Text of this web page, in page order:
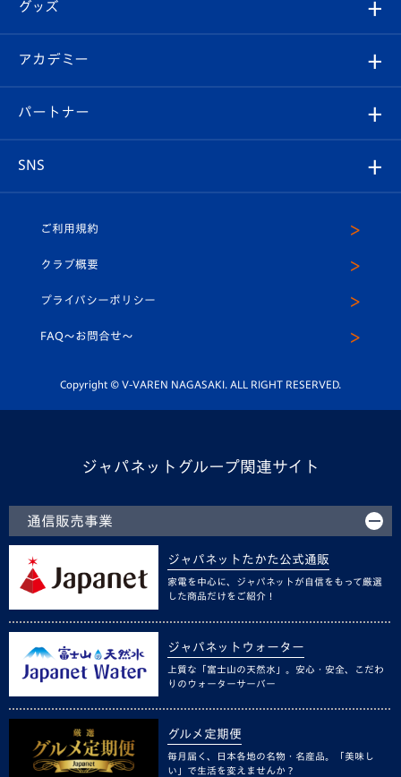
チケット
イベント
メディア
ホームタウン
スタッフプロフィール
マスコット紹介
平和祈念活動
ホームタウン活動
Revive Team
ヴィヴィくんの長崎おもてなしガイド
フォトギャラリー
スタジアムグルメ
V-LOVERS（ファンクラブ）
プレイヤーズスイート
グッズ
オンラインショップ
店舗情報
アカデミー
育成からのお知らせ
U-18
スクール
パートナー
SNS
ヴィヴィくんインスタグラム
公式LINE＠
ご利用規約
クラブ概要
プライバシーポリシー
FAQ〜お問合せ〜
Copyright © V-VAREN NAGASAKI. ALL RIGHT RESERVED.
ジャパネットグループ関連サイト
通信販売事業
ジャパネットたかた公式通販
家電を中心に、ジャパネットが自信をもって厳選
した商品だけをご紹介！
ジャパネットウォーター
上質な「富士山の天然水」。安心・安全、こだわ
りのウォーターサーバー
グルメ定期便
毎月届く、日本各地の名物・名産品。「美味し
い」で生活を変えませんか？